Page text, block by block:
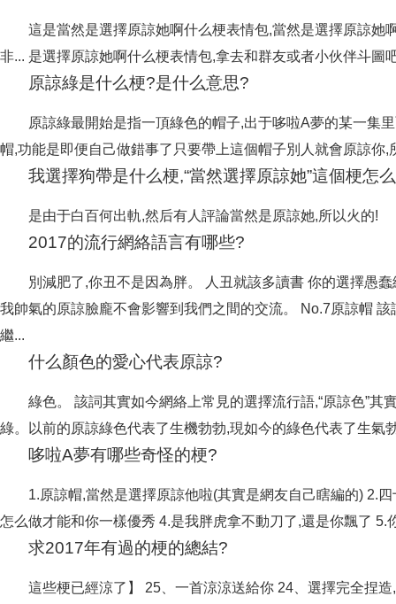
這是當然是選擇原諒她啊什么梗表情包,當然是選擇原諒她
非... 是選擇原諒她啊什么梗表情包,拿去和群友或者小伙伴斗圖
原諒綠是什么梗?是什么意思?
原諒綠最開始是指一頂綠色的帽子,出于哆啦A夢的某一集
帽,功能是即便自己做錯事了只要帶上這個帽子別人就會原諒你,
我選擇狗帶是什么梗,“當然選擇原諒她”這個梗怎
是由于白百何出軌,然后有人評論當然是原諒她,所以火的!
2017的流行網絡語言有哪些?
別減肥了,你丑不是因為胖。 人丑就該多讀書 你的選擇愚
我帥氣的原諒臉龐不會影響到我們之間的交流。 No.7原諒帽
繼...
什么顏色的愛心代表原諒?
綠色。 該詞其實如今網絡上常見的選擇流行語,“原諒色”其
綠。以前的原諒綠色代表了生機勃勃,現如今的綠色代表了生氣
哆啦A夢有哪些奇怪的梗?
1.原諒帽,當然是選擇原諒他啦(其實是網友自己瞎編的) 2.
怎么做才能和你一樣優秀 4.是我胖虎拿不動刀了,還是你飄了 5.
求2017年有過的梗的總結?
這些梗已經涼了】 25、一首涼涼送給你 24、選擇完全捏